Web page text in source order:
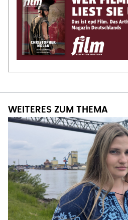
WEITERES ZUM THEMA